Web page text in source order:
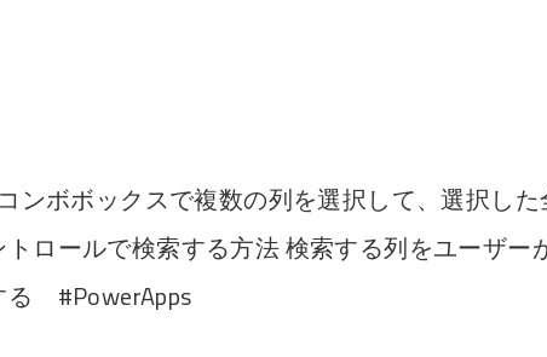
ンボボックスで複数の列を選択して、選択し
ロールで検索する方法 検索する列をユーザー
る #PowerApps